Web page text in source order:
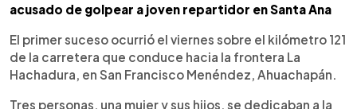
acusado de golpear a joven repartidor en Santa Ana
El primer suceso ocurrió el viernes sobre el kilómetro 121
de la carretera que conduce hacia la frontera La
Hachadura, en San Francisco Menéndez, Ahuachapán.
Tres personas, una mujer y sus hijos, se dedicaban a la